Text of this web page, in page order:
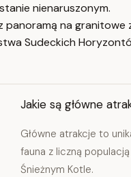
nienaruszonym.
panoramą na granitowe
Sudeckich
Jakie są główne
Główne atrakcje to
fauna z liczną
Śnieżnym Kotle.